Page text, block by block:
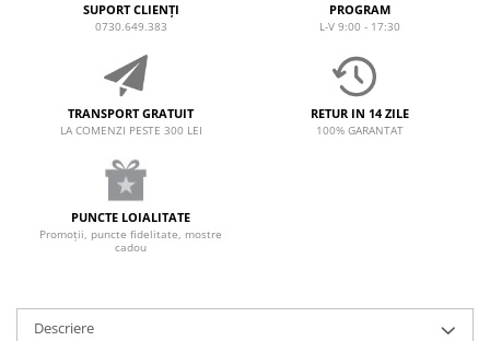
SUPORT CLIENȚI
0730.649.383
PROGRAM
L-V 9:00 - 17:30
TRANSPORT GRATUIT
LA COMENZI PESTE 300 LEI
RETUR IN 14 ZILE
100% GARANTAT
PUNCTE LOIALITATE
Promoții, puncte fidelitate, mostre
cadou
Descriere